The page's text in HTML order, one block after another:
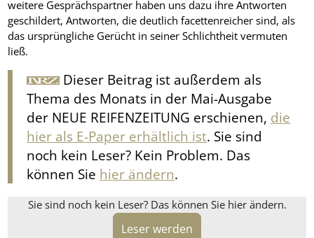
weitere Gesprächspartner haben uns dazu ihre Antworten
geschildert, Antworten, die deutlich facettenreicher sind, als
das ursprüngliche Gerücht in seiner Schlichtheit vermuten
ließ.
Dieser Beitrag ist außerdem als
Thema des Monats in der Mai-Ausgabe
der NEUE REIFENZEITUNG erschienen, die
hier als E-Paper erhältlich ist. Sie sind
noch kein Leser? Kein Problem. Das
können Sie hier ändern.
Sie sind noch kein Leser? Das können Sie hier ändern.
Leser werden